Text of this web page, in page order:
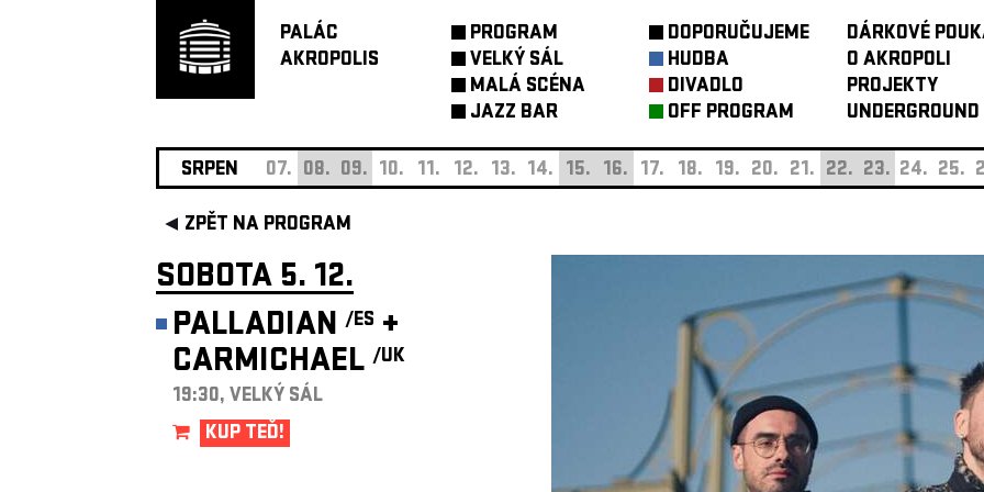
PALÁC
AKROPOLIS
PROGRAM
VELKÝ SÁL
MALÁ SCÉNA
JAZZ BAR
DOPORUČUJEME
HUDBA
DIVADLO
OFF PROGRAM
DÁRKOVÉ
O AKROPOLI
PROJEKTY
UNDERGROUND
SRPEN 07. 08. 09. 10. 11. 12. 13. 14. 15. 16. 17. 18. 19. 20. 21. 22. 23. 24. 25.
ZPĚT NA PROGRAM
SOBOTA 5. 12.
PALLADIAN /ES +
CARMICHAEL /UK
19:30, VELKÝ SÁL
KUP TEĎ!